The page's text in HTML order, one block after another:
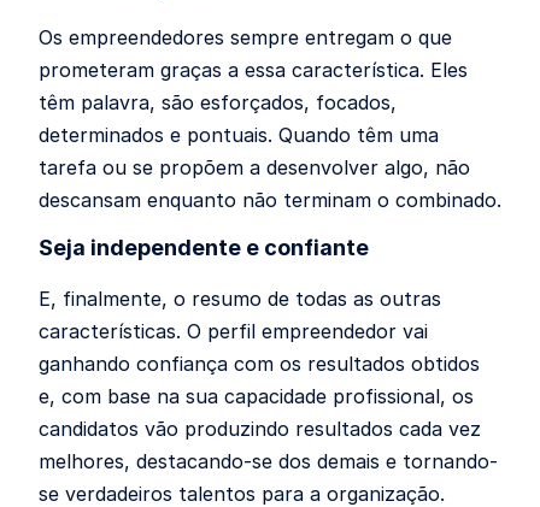
Os empreendedores sempre entregam o que
prometeram graças a essa característica. Eles
têm palavra, são esforçados, focados,
determinados e pontuais. Quando têm uma
tarefa ou se propõem a desenvolver algo, não
descansam enquanto não terminam o combinado.
Seja independente e confiante
E, finalmente, o resumo de todas as outras
características. O perfil empreendedor vai
ganhando confiança com os resultados obtidos
e, com base na sua capacidade profissional, os
candidatos vão produzindo resultados cada vez
melhores, destacando-se dos demais e tornando-
se verdadeiros talentos para a organização.